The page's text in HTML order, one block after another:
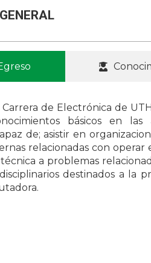
de Electrónica de
básicos en
de; asistir en
relacionadas con
a problemas
destinados a la